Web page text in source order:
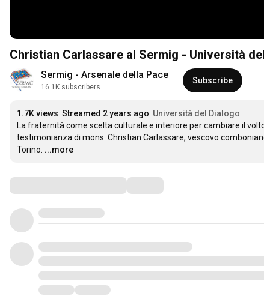
Christian Carlassare al Sermig - Università
Sermig - Arsenale della Pace
16.1K subscribers
Subscribe
1.7K views Streamed 2 years ago Università del Dialogo
La fraternità come scelta culturale e interiore per cambiare il
testimonianza di mons. Christian Carlassare, vescovo
Torino. ...more